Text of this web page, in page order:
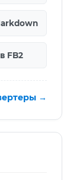
FB2
→